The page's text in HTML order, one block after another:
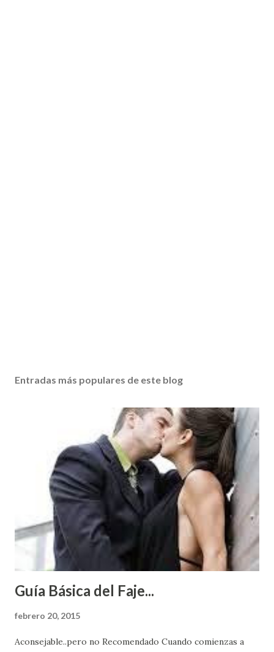
Entradas más populares de este blog
Guía Básica del Faje...
febrero 20, 2015
Aconsejable..pero no Recomendado Cuando comienzas a